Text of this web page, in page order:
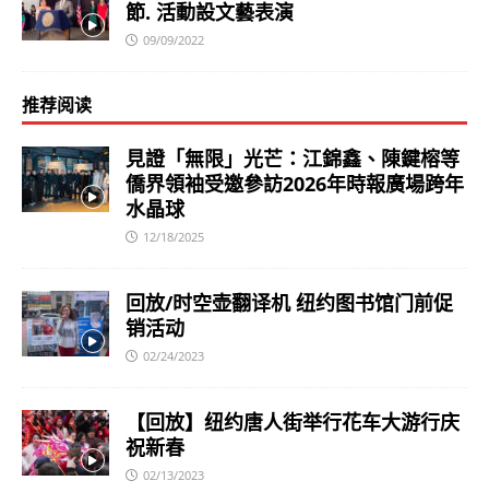
節. 活動設文藝表演
09/09/2022
推荐阅读
見證「無限」光芒：江錦鑫、陳鍵榕等
僑界領袖受邀參訪2026年時報廣場跨年
水晶球
12/18/2025
回放/时空壶翻译机 纽约图书馆门前促
销活动
02/24/2023
【回放】纽约唐人街举行花车大游行庆
祝新春
02/13/2023